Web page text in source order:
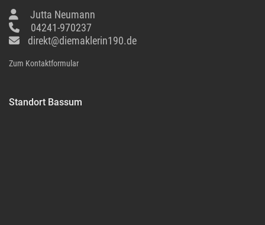
Jutta Neumann
04241-970237
direkt@diemaklerin190.de
Zum Kontaktformular
Standort Bassum